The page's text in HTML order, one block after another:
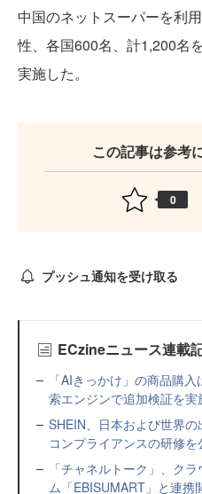
中国のネットスーパーを利
性、各国600名、計1,200名
実施した。
この記事は参考
0
プッシュ通知を受け取る
ECzineニュース連載
「AIきっかけ」の商品購
索エンジンで追加検証を実
SHEIN、日本および世界
コンプライアンスの研修を
「チャネルトーク」、ク
ム「EBISUMART」と連携